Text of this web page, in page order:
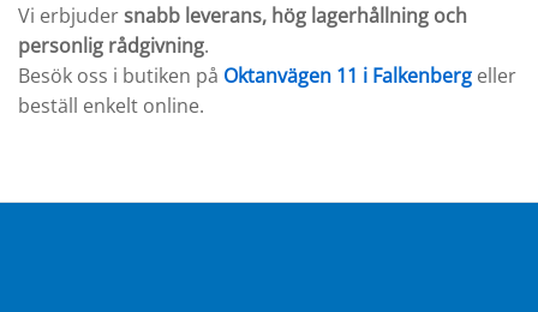
Vi erbjudersnabb leverans, hög lagerhållning och
personlig rådgivning.
Besök oss i butiken på Oktanvägen 11 i Falkenberg eller
beställ enkelt online.